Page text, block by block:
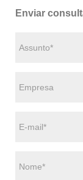
Enviar